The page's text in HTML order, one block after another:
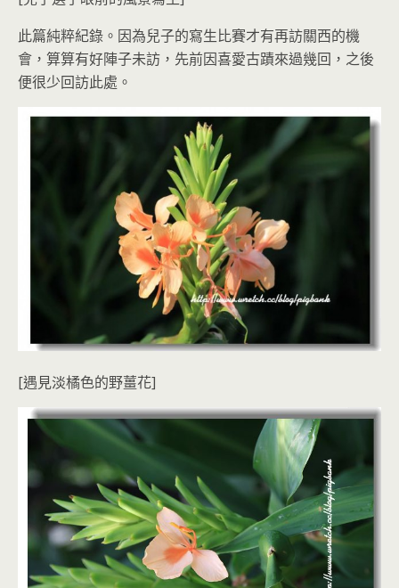
此篇純粹紀錄。因為兒子的寫生比賽才有再訪關西的機
會，算算有好陣子未訪，先前因喜愛古蹟來過幾回，之後
便很少回訪此處。
[遇見淡橘色的野薑花]